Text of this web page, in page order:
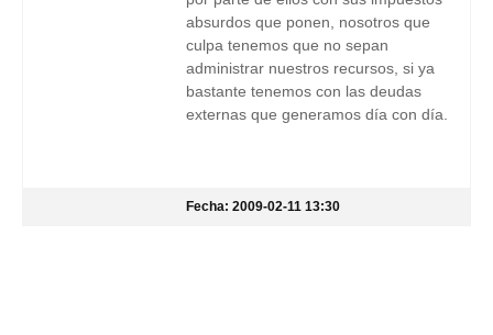
absurdos que ponen, nosotros que
culpa tenemos que no sepan
administrar nuestros recursos, si ya
bastante tenemos con las deudas
externas que generamos día con día.
Fecha: 2009-02-11 13:30